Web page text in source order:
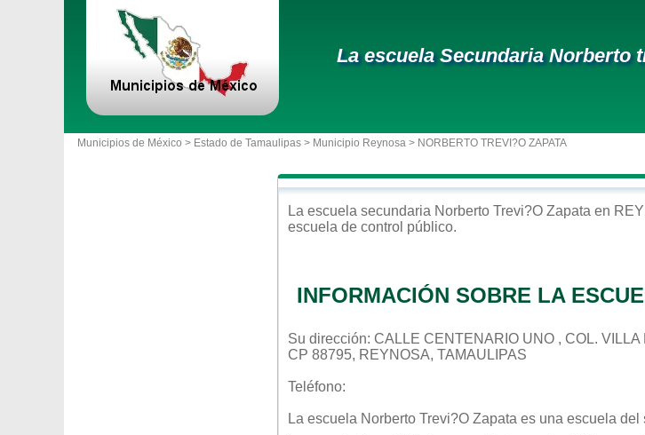
La escuela Secundaria Norberto
Municipios de México > Estado de Tamaulipas > Municipio Reynosa > NORBERTO TREVI?O ZAPATA
La escuela secundaria Norberto Trevi?o Zapata en
escuela de control público.
INFORMACIÓN SOBRE LA
Su dirección: CALLE CENTENARIO UNO , COL. VILLA
CP 88795, REYNOSA, TAMAULIPAS
Teléfono:
La escuela Norberto Trevi?o Zapata es una escuela del